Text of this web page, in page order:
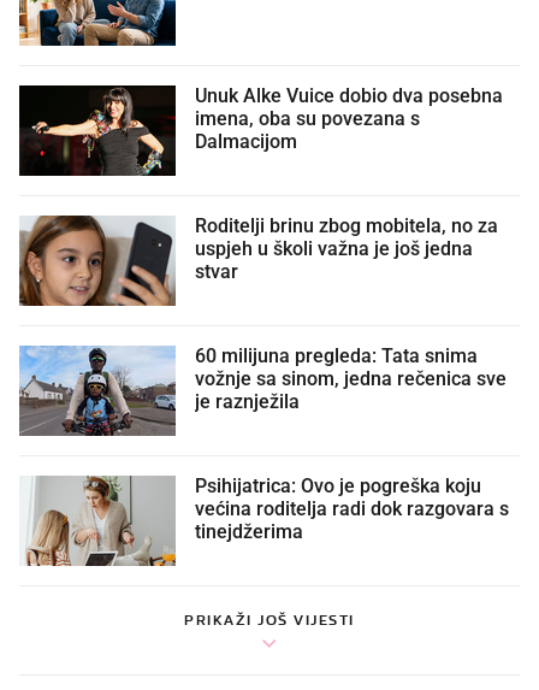
Unuk Alke Vuice dobio dva posebna
imena, oba su povezana s
Dalmacijom
Roditelji brinu zbog mobitela, no za
uspjeh u školi važna je još jedna
stvar
60 milijuna pregleda: Tata snima
vožnje sa sinom, jedna rečenica sve
je raznježila
Psihijatrica: Ovo je pogreška koju
većina roditelja radi dok razgovara s
tinejdžerima
PRIKAŽI JOŠ VIJESTI